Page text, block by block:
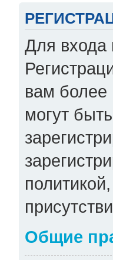
Для входа
вам более
могут
Общие